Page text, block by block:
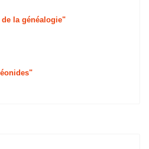
la généalogie"